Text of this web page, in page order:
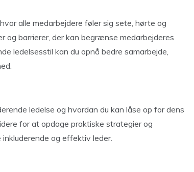
alle medarbejdere føler sig sete, hørte og
og barrierer, der kan begrænse medarbejderes
ledelsesstil kan du opnå bedre samarbejde,
ledelse og hvordan du kan låse op for dens
for at opdage praktiske strategier og
og effektiv leder.